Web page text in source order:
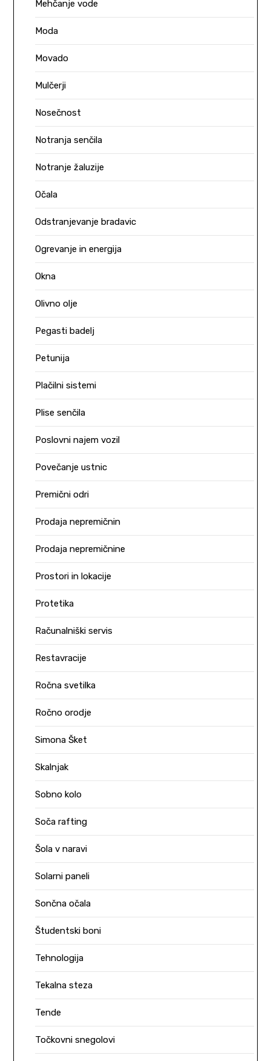
Mehčanje vode
Moda
Movado
Mulčerji
Nosečnost
Notranja senčila
Notranje žaluzije
Očala
Odstranjevanje bradavic
Ogrevanje in energija
Okna
Olivno olje
Pegasti badelj
Petunija
Plačilni sistemi
Plise senčila
Poslovni najem vozil
Povečanje ustnic
Premični odri
Prodaja nepremičnin
Prodaja nepremičnine
Prostori in lokacije
Protetika
Računalniški servis
Restavracije
Ročna svetilka
Ročno orodje
Simona Šket
Skalnjak
Sobno kolo
Soča rafting
Šola v naravi
Solarni paneli
Sončna očala
Študentski boni
Tehnologija
Tekalna steza
Tende
Točkovni snegolovi